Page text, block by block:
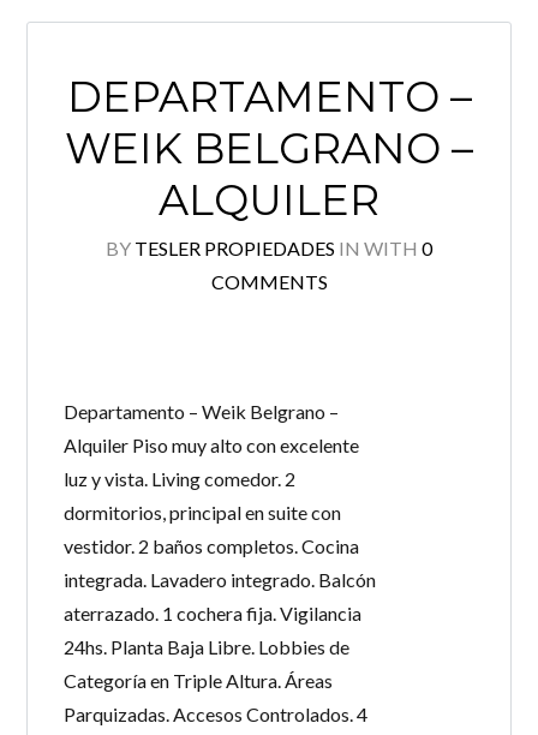
No tenés una cuenta? Creá tu cuenta,
these exclusive benefits: Manage email alerts for
your searches and store your favorite listings
Usuario
LOGIN
¿Perdiste tu contraseña?
DEPARTAMENTO –
WEIK BELGRANO –
ALQUILER
BY TESLER PROPIEDADES IN WITH 0
COMMENTS
Departamento – Weik Belgrano –
Alquiler Piso muy alto con excelente
luz y vista. Living comedor. 2
dormitorios, principal en suite con
vestidor. 2 baños completos. Cocina
integrada. Lavadero integrado. Balcón
aterrazado. 1 cochera fija. Vigilancia
24hs. Planta Baja Libre. Lobbies de
Categoría en Triple Altura. Áreas
Parquizadas. Accesos Controlados. 4